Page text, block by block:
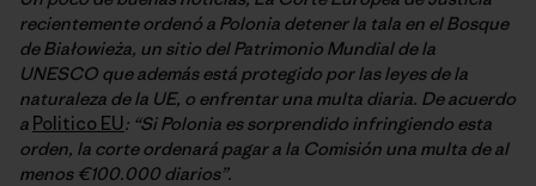
recientemente ordenó a Polonia detener la tala en el Bosque
de Białowieża, un sitio del Patrimonio Mundial de la
UNESCO que además está protegido por las leyes de la
naturaleza de la UE, o enfrentar una multa diaria. De acuerdo
a Politico EU: “Si Polonia es sorprendido infringiendo esta
orden, la corte ordenará pagar a la Comisión una multa de al
menos €100.000 diarios”.